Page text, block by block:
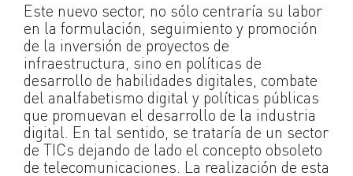
Este nuevo sector, no sólo centraría su labor
en la formulación, seguimiento y promoción
de la inversión de proyectos de
infraestructura, sino en políticas de
desarrollo de habilidades digitales, combate
del analfabetismo digital y políticas públicas
que promuevan el desarrollo de la industria
digital. En tal sentido, se trataría de un sector
de TICs dejando de lado el concepto obsoleto
de telecomunicaciones. La realización de esta